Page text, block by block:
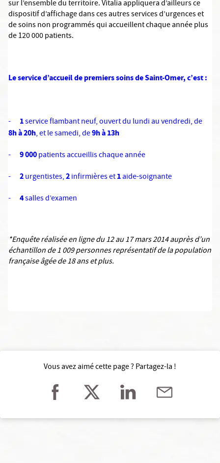
sur l’ensemble du territoire. Vitalia appliquera d’ailleurs ce
dispositif d’affichage dans ces autres services d’urgences et
de soins non programmés qui accueillent chaque année plus
de 120 000 patients.
Le service d’accueil de premiers soins de Saint-Omer, c’est :
- 1service flambant neuf, ouvert du lundi au vendredi, de
8h à 20h, et le samedi, de9h à 13h
- 9 000patients accueillis chaque année
- 2urgentistes,2infirmières et1aide-soignante
- 4salles d’examen
*Enquête réalisée en ligne du 12 au 17 mars 2014 auprès d’un
échantillon de 1 009 personnes représentatif de la population
française âgée de 18 ans et plus.
Vous avez aimé cette page ? Partagez-la !